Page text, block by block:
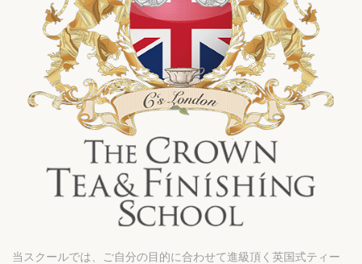
当スクールでは、ご自分の目的に合わせて進級頂く英国式ティー